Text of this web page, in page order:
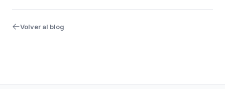
Volver al blog